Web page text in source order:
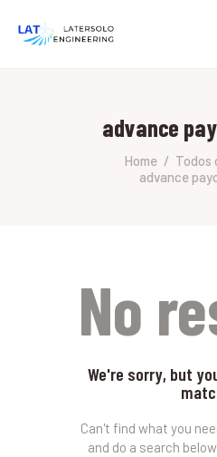
advance
Home
Todos
advance
HOME
SOBRE A LATERSOLO
ENGINEERING
No
We're sorry, but
Can't find what you
and do a search